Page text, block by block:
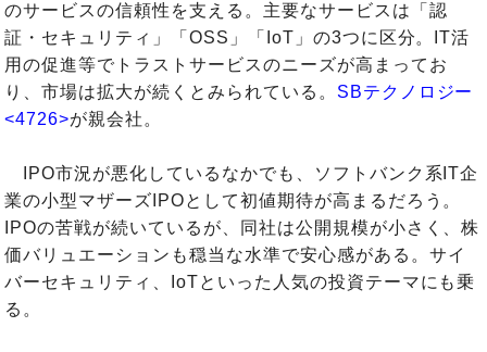
のサービスの信頼性を支える。主要なサービスは「認
証・セキュリティ」「OSS」「IoT」の3つに区分。IT活
用の促進等でトラストサービスのニーズが高まってお
り、市場は拡大が続くとみられている。 SBテクノロジー
<4726>が親会社。
IPO市況が悪化しているなかでも、ソフトバンク系IT企
業の小型マザーズIPOとして初値期待が高まるだろう。
IPOの苦戦が続いているが、同社は公開規模が小さく、株
価バリュエーションも穏当な水準で安心感がある。サイ
バーセキュリティ、IoTといった人気の投資テーマにも乗
る。